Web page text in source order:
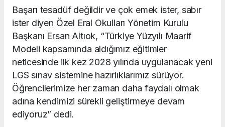
Başarı tesadüf değildir ve çok emek ister, sabır
ister diyen Özel Eral Okulları Yönetim Kurulu
Başkanı Ersan Altıok, “Türkiye Yüzyılı Maarif
Modeli kapsamında aldığımız eğitimler
neticesinde ilk kez 2028 yılında uygulanacak yeni
LGS sınav sistemine hazırlıklarımız sürüyor.
Öğrencilerimize her zaman daha faydalı olmak
adına kendimizi sürekli geliştirmeye devam
ediyoruz” dedi.